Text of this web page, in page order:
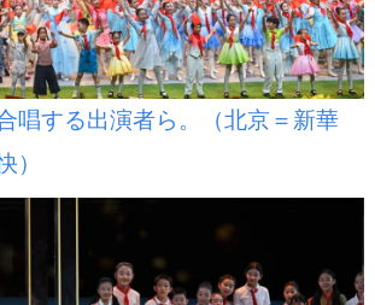
唱する出演者ら。（北京＝新華
）